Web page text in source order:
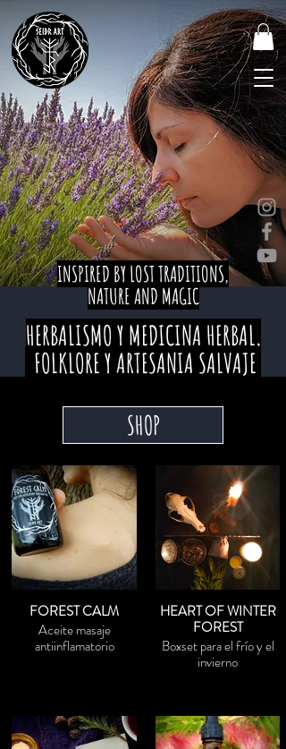
INSPIRED BY LOST TRADITIONS,
NATURE AND MAGIC
SHOP
FOREST CALM
Aceite masaje
antiinflamatorio
HEART OF WINTER
FOREST
Boxset para el frío y el
invierno
HERBALISMO Y MEDICINA HERBAL,
FOLKLORE Y ARTESANIA SALVAJE